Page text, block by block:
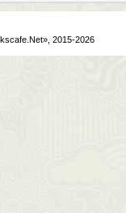
2015-2026